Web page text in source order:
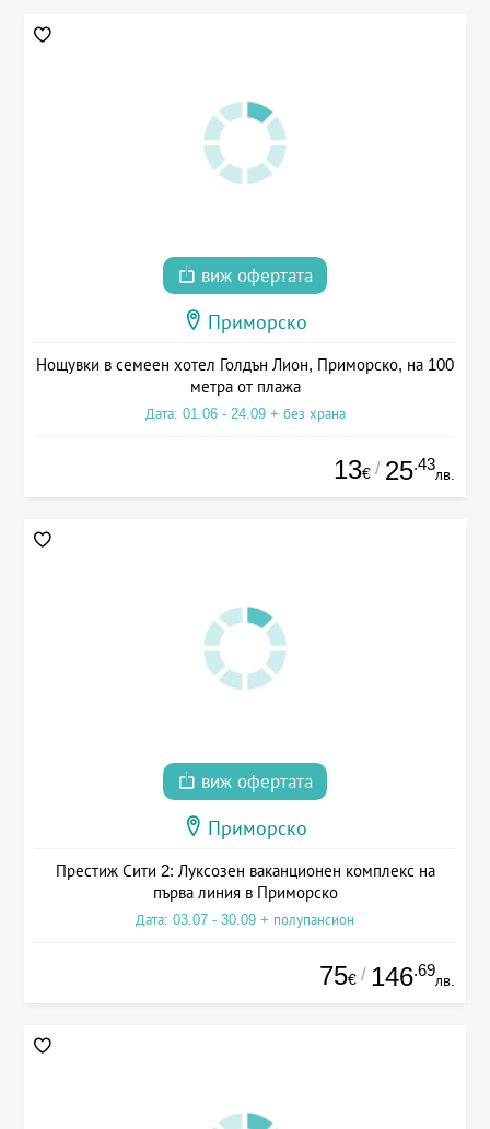
виж офертата
Приморско
Нощувки в семеен хотел Голдън Лион, Приморско, на 100
метра от плажа
Дата: 01.06 - 24.09 + без храна
13€ / 25.43
лв.
виж офертата
Приморско
Престиж Сити 2: Луксозен ваканционен комплекс на
първа линия в Приморско
Дата: 03.07 - 30.09 + полупансион
75€ / 146.69
лв.